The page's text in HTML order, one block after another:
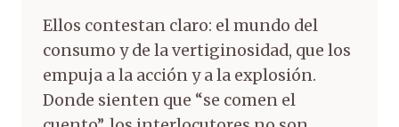
Ellos contestan claro: el mundo del
consumo y de la vertiginosidad, que los
empuja a la acción y a la explosión.
Donde sienten que “se comen el